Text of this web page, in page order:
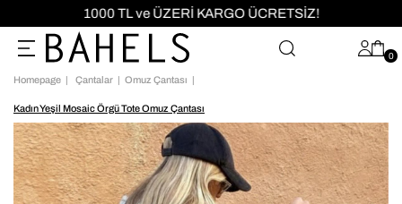
1000 TL ve ÜZERİ KARGO ÜCRETSİZ!
0
Homepage Çantalar Omuz Çantası
Kadın Yeşil Mosaic Örgü Tote Omuz Çantası